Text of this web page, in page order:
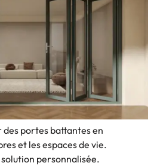
portes battantes en
et les espaces de vie.
personnalisée.